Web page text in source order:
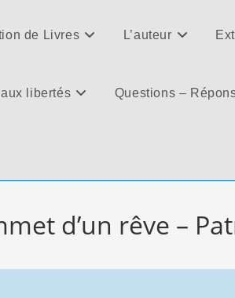
de Livres L’auteur
libertés Questions –
d’un rêve –